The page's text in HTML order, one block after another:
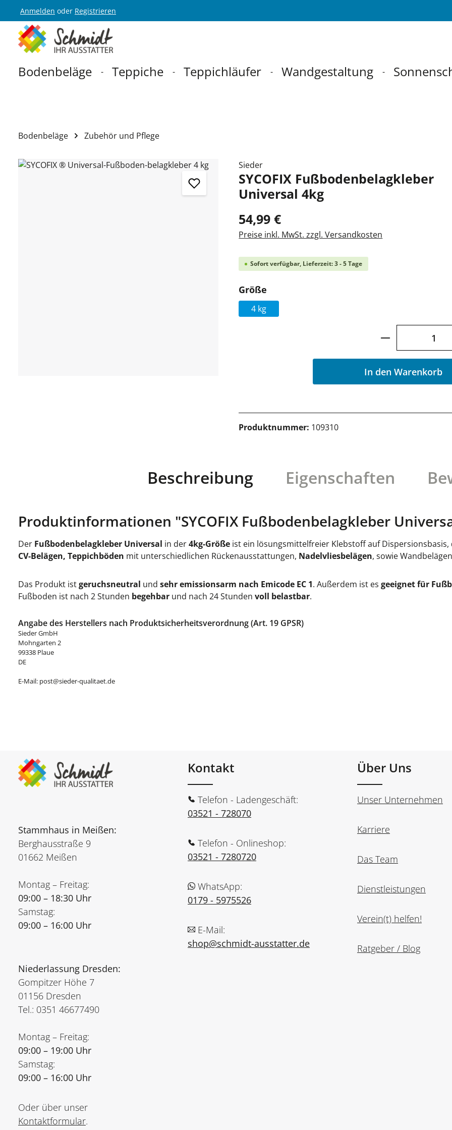
Hauptnavigation springen
Anmelden oder Registrieren
Bodenbeläge Teppiche Teppichläufer Wandgestaltung
Bodenbeläge Zubehör und Pflege
Bildergalerie überspringen Sieder
SYCOFIX Fußbodenbelagkleber
Universal 4kg
54,99 €
Preise inkl. MwSt. zzgl. Versandkosten
Sofort verfügbar, Lieferzeit: 3 - 5 Tage
Größe
4 kg
Produkt
In den Warenkorb
Produktnummer: 109310
Beschreibung Eigenschaften
Produktinformationen "SYCOFIX Fußbodenbelagkleber
Der Fußbodenbelagkleber Universal in der4kg-Größe ist ein lösungsmittelfreier Klebstoff auf
CV-Belägen, Teppichböden mit unterschiedlichen Rückenausstattungen, Nadelvliesbelägen, sowie
Das Produkt istgeruchsneutral und sehr emissionsarm nach Emicode EC 1. Außerdem ist es geeignet für
Fußboden ist nach 2 Stunden begehbar und nach 24 Stunden voll belastbar.
Angabe des Herstellers nach Produktsicherheitsverordnung (Art. 19 GPSR)
Sieder GmbH
Mohngarten 2
99338 Plaue
DE
E-Mail: post@sieder-qualitaet.de
Stammhaus in Meißen:
Berghausstraße 9
01662 Meißen
Montag – Freitag:
09:00 – 18:30 Uhr
Samstag:
09:00 – 16:00 Uhr
Niederlassung Dresden:
Gompitzer Höhe 7
01156 Dresden
Tel.: 0351 46677490
Montag – Freitag:
09:00 – 19:00 Uhr
Samstag:
09:00 – 16:00 Uhr
Oder über unser
Kontaktformular.
Kontakt
Telefon - Ladengeschäft:
03521 - 728070
Telefon - Onlineshop:
03521 - 7280720
WhatsApp:
0179 - 5975526
E-Mail:
shop@schmidt-ausstatter.de
Über Uns
Unser Unternehmen
Karriere
Das Team
Dienstleistungen
Verein(t) helfen!
Ratgeber / Blog